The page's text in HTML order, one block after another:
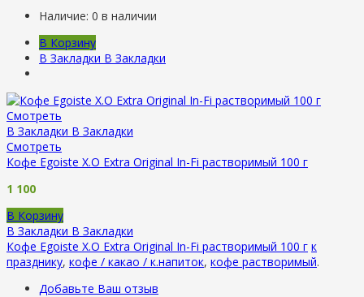
Наличие: 0 в наличии
В Корзину
В Закладки В Закладки
Смотреть
В Закладки В Закладки
Смотреть
Кофе Egoiste X.O Extra Original In-Fi растворимый 100 г
1 100
В Корзину
В Закладки В Закладки
Кофе Egoiste X.O Extra Original In-Fi растворимый 100 г к
празднику, кофе / какао / к.напиток, кофе растворимый.
Добавьте Ваш отзыв